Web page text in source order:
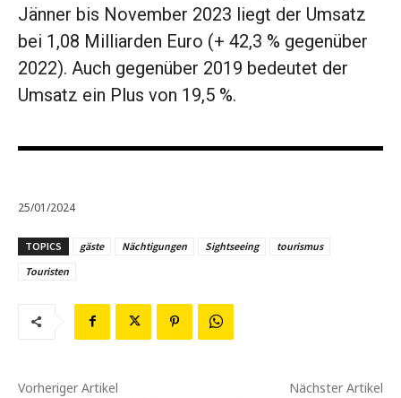
Jänner bis November 2023 liegt der Umsatz
bei 1,08 Milliarden Euro (+ 42,3 % gegenüber
2022). Auch gegenüber 2019 bedeutet der
Umsatz ein Plus von 19,5 %.
25/01/2024
TOPICS gäste Nächtigungen Sightseeing
tourismus
Touristen
Vorheriger Artikel Nächster Artikel